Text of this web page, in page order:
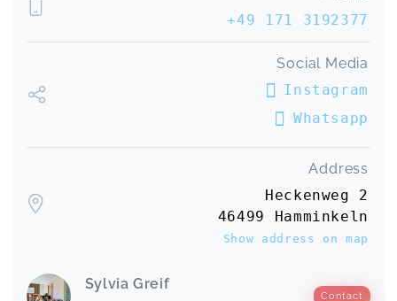
Ricarda,Jun 24
Soo schön :-)
PEKiP Sept. 24 - Nov. 24 Babys
Apr 14
+49 171 3192377
Social Media
Instagram
Whatsapp
Address
Heckenweg 2
46499 Hamminkeln
Show address on map
Sylvia Greif
Contact